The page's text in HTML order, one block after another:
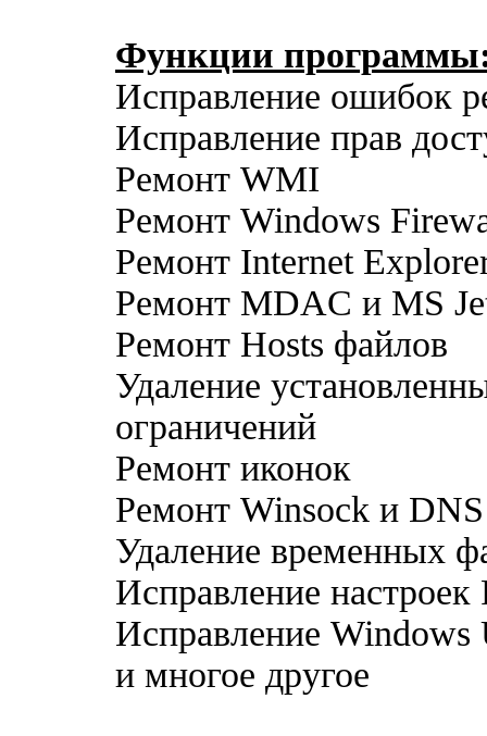
Функции
Исправление ошибок
Исправление прав
Ремонт WMI
Ремонт Windows
Ремонт Internet
Ремонт MDAC и MS
Ремонт Hosts файлов
Удаление
ограничений
Ремонт иконок
Ремонт Winsock и
Удаление временных
Исправление настроек
Исправление Windows
и многое другое